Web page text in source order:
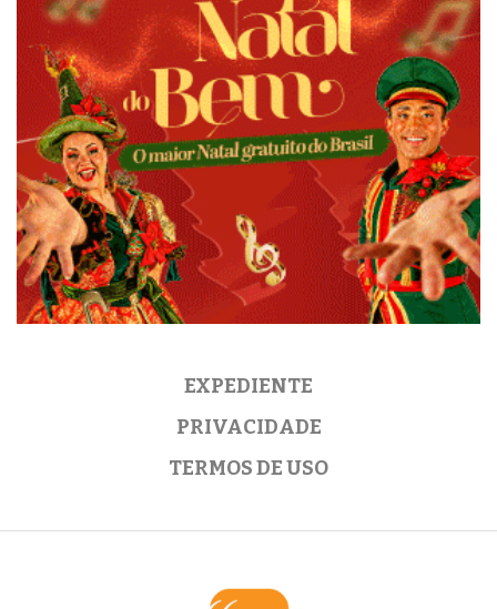
EXPEDIENTE
PRIVACIDADE
TERMOS DE USO